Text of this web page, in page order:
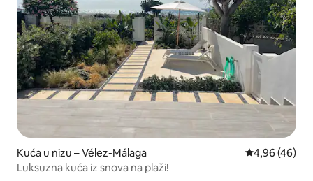
Kuća u nizu – Vélez-Málaga Prosječna
4,96 (46)
Luksuzna kuća iz snova na plaži!